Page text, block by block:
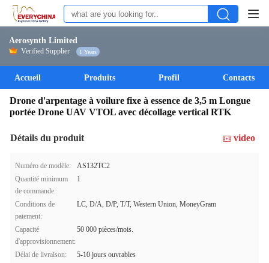
Aerosynth Limited
Verified Supplier 1 Years
Accueil Produits Profil Contacts
Drone d'arpentage à voilure fixe à essence de 3,5 m Longue
portée Drone UAV VTOL avec décollage vertical RTK
Détails du produit video
Numéro de modèle:
AS132TC2
Quantité minimum
de commande:
1
Conditions de
paiement:
LC, D/A, D/P, T/T, Western Union, MoneyGram
Capacité
d'approvisionnement:
50 000 pièces/mois.
Délai de livraison:
5-10 jours ouvrables